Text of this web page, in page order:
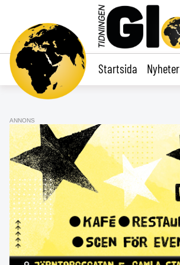
Startsida Nyheter
ANNONS